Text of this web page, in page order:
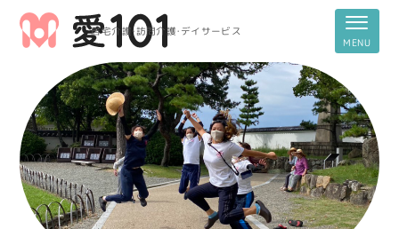
居宅介護・訪問介護・デイサービス